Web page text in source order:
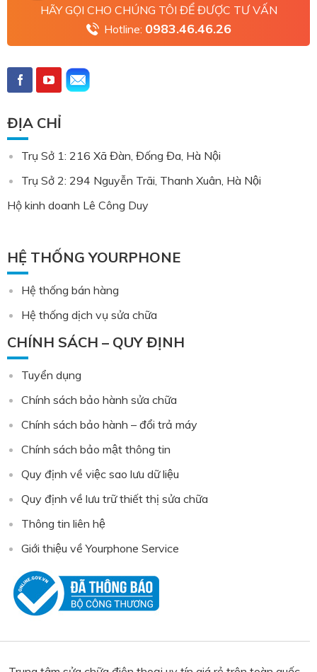
HÃY GỌI CHO CHÚNG TÔI ĐỂ ĐƯỢC TƯ VẤN
Hotline: 0983.46.46.26
ĐỊA CHỈ
Trụ Sở 1: 216 Xã Đàn, Đống Đa, Hà Nội
Trụ Sở 2: 294 Nguyễn Trãi, Thanh Xuân, Hà Nội
Hộ kinh doanh Lê Công Duy
HỆ THỐNG YOURPHONE
Hệ thống bán hàng
Hệ thống dịch vụ sửa chữa
CHÍNH SÁCH – QUY ĐỊNH
Tuyển dụng
Chính sách bảo hành sửa chữa
Chính sách bảo hành – đổi trả máy
Chính sách bảo mật thông tin
Quy định về việc sao lưu dữ liệu
Quy định về lưu trữ thiết thị sửa chữa
Thông tin liên hệ
Giới thiệu về Yourphone Service